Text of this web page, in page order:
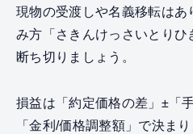
現物の受渡しや名義移転はあ
み方「さきんけっさいとりひ
断ち切りましょう。
損益は「約定価格の差」±「
「金利/価格調整額」で決ま